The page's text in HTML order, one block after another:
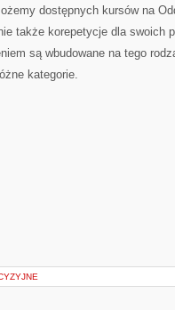
dostępnych kursów na
także korepetycje dla swoich
są wbudowane na tego
kategorie.